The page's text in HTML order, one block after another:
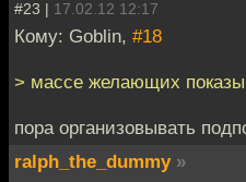
#23 | 17.02.12 12:17
Кому: Goblin, #18
> массе желающих
пора организовывать
ralph_the_dummy »